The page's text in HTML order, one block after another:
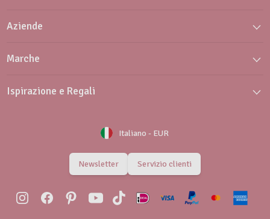
Aziende
Marche
Ispirazione e Regali
Italiano - EUR
Newsletter Servizio clienti